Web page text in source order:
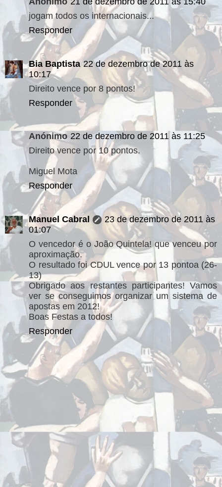
jogam todos os internacionais...
Responder
Bia Baptista 22 de dezembro de 2011 às
10:17
Direito vence por 8 pontos!
Responder
Anónimo 22 de dezembro de 2011 às 11:25
Direito vence por 10 pontos.
Miguel Mota
Responder
Manuel Cabral
23 de dezembro de 2011 às
01:07
O vencedor é o João Quintela! que venceu por
aproximação.
O resultado foi CDUL vence por 13 pontoa (26-
13)
Obrigado aos restantes participantes! Vamos
ver se conseguimos organizar um sistema de
apostas em 2012!
Boas Festas a todos!
Responder